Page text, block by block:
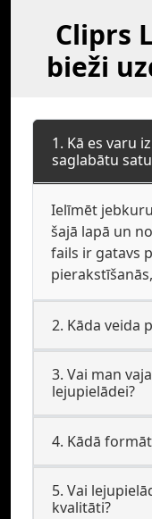
Cliprs
bieži
1. Kā es varu
saglabātu
Ielīmēt
šajā lapā un
fails ir gatavs
2. Kāda veida
3. Vai man
lejupielādei?
4. Kādā
5. Vai
kvalitāti?